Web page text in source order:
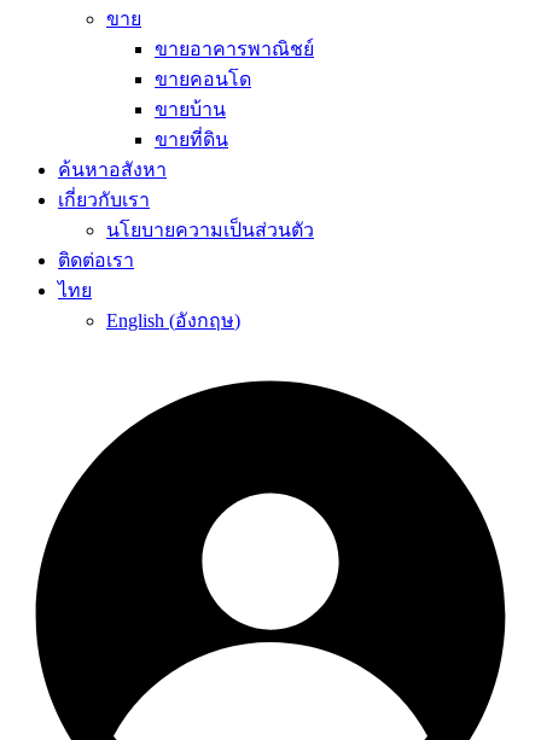
ขาย
ขายอาคารพาณิชย์
ขายคอนโด
ขายบ้าน
ขายที่ดิน
ค้นหาอสังหา
เกี่ยวกับเรา
นโยบายความเป็นส่วนตัว
ติดต่อเรา
ไทย
English (อังกฤษ)